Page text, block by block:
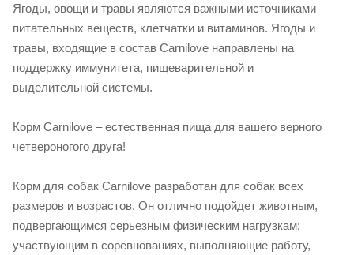
Ягоды, овощи и травы являются важными источниками
питательных веществ, клетчатки и витаминов. Ягоды и
травы, входящие в состав Carnilove направлены на
поддержку иммунитета, пищеварительной и
выделительной системы.
Корм Carnilove – естественная пища для вашего верного
четвероногого друга!
Корм для собак Carnilove разработан для собак всех
размеров и возрастов. Он отлично подойдет животным,
подвергающимся серьезным физическим нагрузкам:
участвующим в соревнованиях, выполняющие работу,